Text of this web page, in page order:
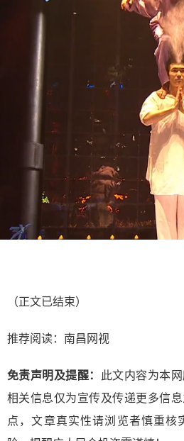
（正文已结束）
推荐阅读： 南昌网视
免责声明及提醒：
此文内容为本
相关信息仅为宣传及传递更多信
点，文章真实性请浏览者慎重核